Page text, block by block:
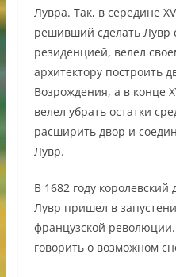
Лувра. Так, в середине
решивший сделать Лувр
резиденцией, велел
архитектору построить
Возрождения, а в конце
велел убрать остатки
расширить двор и
Лувр.
В 1682 году
Лувр пришел в
французской
говорить о возможном